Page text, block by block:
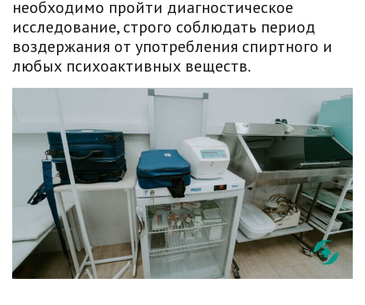
необходимо пройти диагностическое
исследование, строго соблюдать период
воздержания от употребления спиртного и
любых психоактивных веществ.